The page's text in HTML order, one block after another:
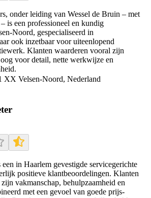
onder leiding van Wessel de Bruin – met
is een professioneel en kundig
gespecialiseerd in
ook inzetbaar voor uiteenlopend
Klanten waarderen vooral zijn
voor detail, nette werkwijze en
XX Velsen-Noord, Nederland
in Haarlem gevestigde servicegerichte
positieve klantbeoordelingen. Klanten
vakmanschap, behulpzaamheid en
met een gevoel van goede prijs-